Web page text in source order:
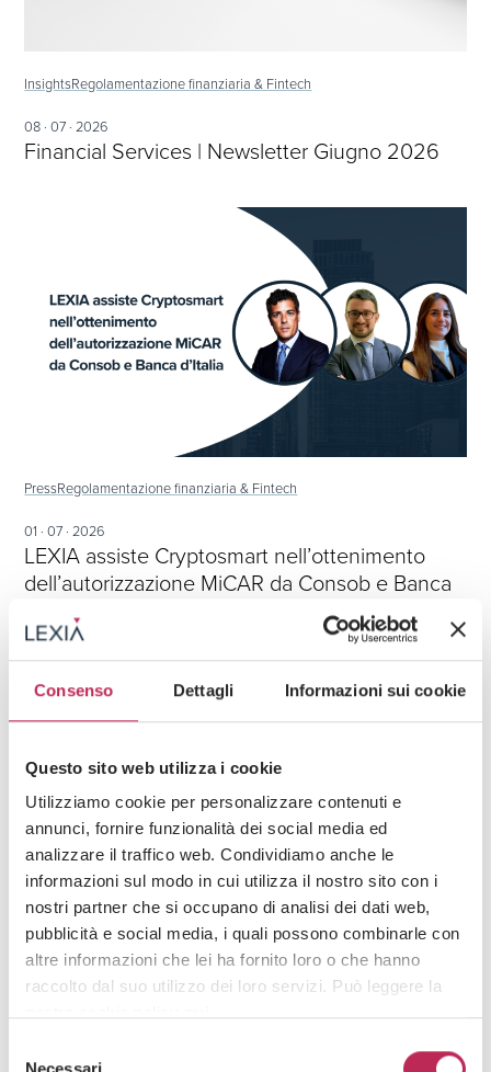
Consenso Dettagli Informazioni sui cookie
Questo sito web utilizza i cookie
Utilizziamo cookie per personalizzare contenuti e
annunci, fornire funzionalità dei social media ed
analizzare il traffico web. Condividiamo anche le
informazioni sul modo in cui utilizza il nostro sito con i
nostri partner che si occupano di analisi dei dati web,
pubblicità e social media, i quali possono combinarle con
altre informazioni che lei ha fornito loro o che hanno
raccolto dal suo utilizzo dei loro servizi. Può leggere la
Attenzione: chiudendo questo banner, cliccando in
Necessari
Iscriviti alla newsletter
Newsletter
Area di interesse
InsightsRegolamentazione finanziaria & Fintech
08 · 07 · 2026
Financial Services | Newsletter Giugno 2026
PressRegolamentazione finanziaria & Fintech
01 · 07 · 2026
LEXIA assiste Cryptosmart nell’ottenimento
dell’autorizzazione MiCAR da Consob e Banca
d’Italia